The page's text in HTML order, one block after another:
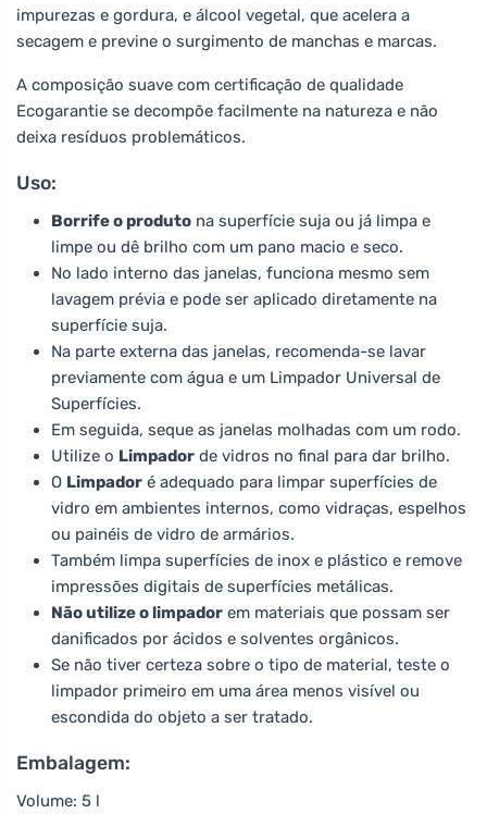
impurezas e gordura, e álcool vegetal, que acelera a
secagem e previne o surgimento de manchas e marcas.
A composição suave com certificação de qualidade
Ecogarantie se decompõe facilmente na natureza e não
deixa resíduos problemáticos.
Uso:
Borrife o produto na superfície suja ou já limpa e
limpe ou dê brilho com um pano macio e seco.
No lado interno das janelas, funciona mesmo sem
lavagem prévia e pode ser aplicado diretamente na
superfície suja.
Na parte externa das janelas, recomenda-se lavar
previamente com água e um Limpador Universal de
Superfícies.
Em seguida, seque as janelas molhadas com um rodo.
Utilize o Limpador de vidros no final para dar brilho.
O Limpador é adequado para limpar superfícies de
vidro em ambientes internos, como vidraças, espelhos
ou painéis de vidro de armários.
Também limpa superfícies de inox e plástico e remove
impressões digitais de superfícies metálicas.
Não utilize o limpador em materiais que possam ser
danificados por ácidos e solventes orgânicos.
Se não tiver certeza sobre o tipo de material, teste o
limpador primeiro em uma área menos visível ou
escondida do objeto a ser tratado.
Embalagem:
Volume: 5 l